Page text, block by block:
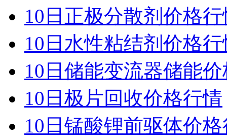
10日正极分散剂价格
10日水性粘结剂价格
10日储能变流器储能
10日极片回收价格行情
10日锰酸锂前驱体价